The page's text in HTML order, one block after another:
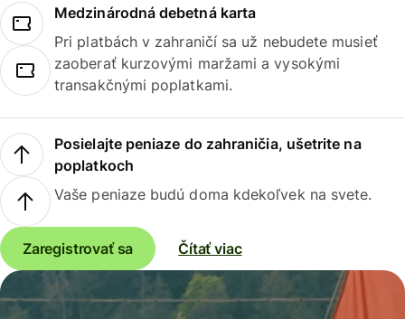
Medzinárodná debetná karta
Pri platbách v zahraničí sa už nebudete musieť
zaoberať kurzovými maržami a vysokými
transakčnými poplatkami.
Posielajte peniaze do zahraničia, ušetrite na
poplatkoch
Vaše peniaze budú doma kdekoľvek na svete.
Zaregistrovať sa Čítať viac